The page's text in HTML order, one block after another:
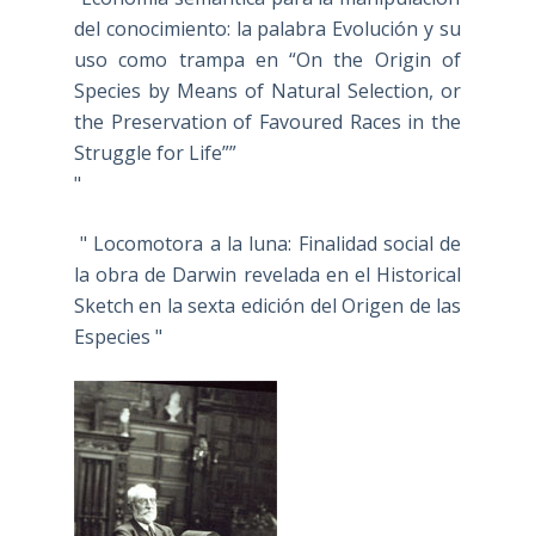
del conocimiento: la palabra Evolución y su
uso como trampa en “On the Origin of
Species by Means of Natural Selection, or
the Preservation of Favoured Races in the
Struggle for Life””
"
" Locomotora a la luna: Finalidad social de
la obra de Darwin revelada en el Historical
Sketch en la sexta edición del Origen de las
Especies "